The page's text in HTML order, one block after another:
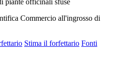
piante officinali sfuse
Commercio all'ingrosso di
Stima il forfettario Fonti